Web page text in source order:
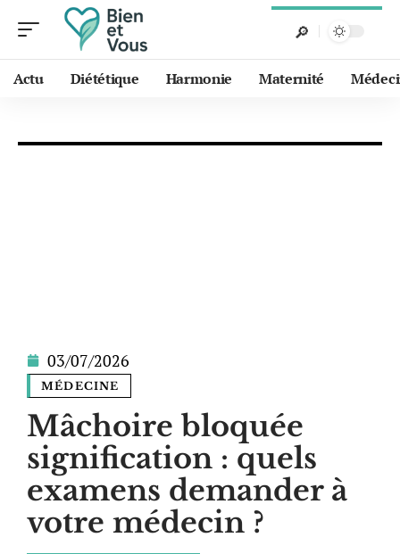
Actu Diététique Harmonie Maternité
03/07/2026
MÉDECINE
Mâchoire bloquée
signification : quels
examens demander à
votre médecin ?